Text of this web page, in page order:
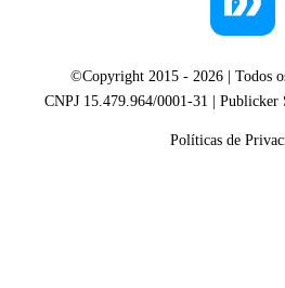
©Copyright 2015 - 2026 | Todos
CNPJ 15.479.964/0001-31 | Publicker
Políticas de